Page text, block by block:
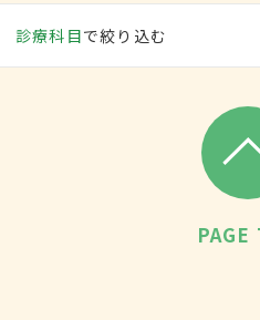
診療科目で絞り込む
PAGE